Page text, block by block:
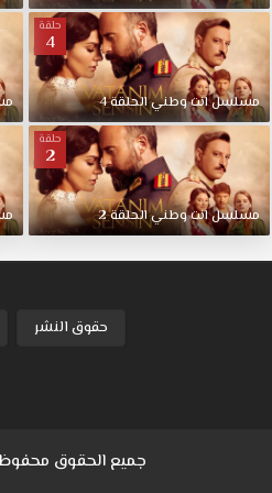
.
حلقة
4
مسلسلانتوطنيالحلقة4
حلقة
2
مسلسلانتوطنيالحلقة2
حقوق النشر
جميع الحقوق